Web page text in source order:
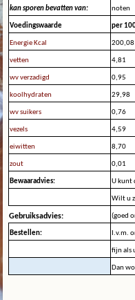
kan sporen bevatten van: noten
Voedingswaarde per
Energie Kcal 200,08
vetten 4,81
wv verzadigd 0,95
koolhydraten 29,98
wv suikers 0,76
vezels 4,59
eiwitten 8,70
zout 0,01
Bewaaradvies: U kunt
Wilt u
Gebruiksadvies: (goed
Bestellen: I.v.m.
fijn als
Dan